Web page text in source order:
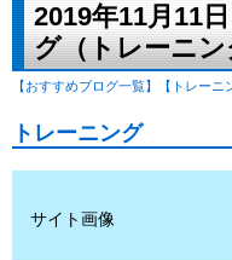
2019年11月11
グ（トレーニ
【おすすめブログ一覧】 【トレーニ
トレーニング
サイト画像